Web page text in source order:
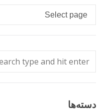
Languages
دسته‌ها